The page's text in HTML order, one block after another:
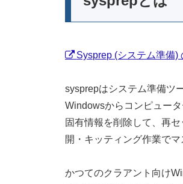
Sysprep (システム準備)
sysprepはシステム準備ツ
Windowsからコンピュー
固有情報を削除して、再
開・キッティング作業で
かつてのクラアント向け